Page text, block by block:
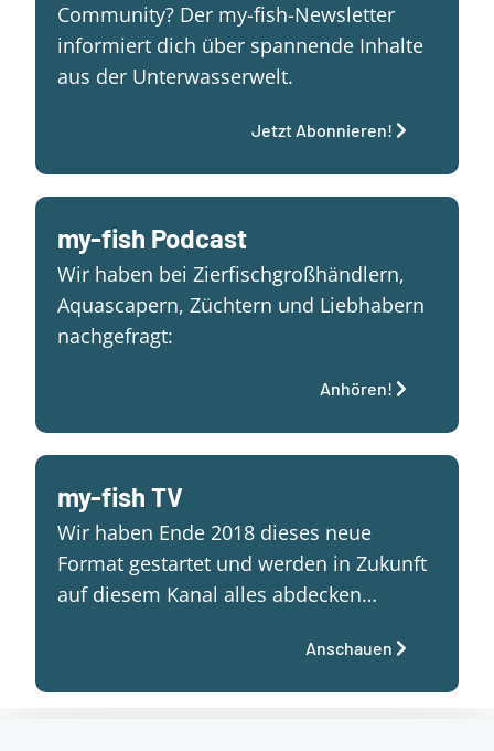
Community? Der my-fish-Newsletter
informiert dich über spannende Inhalte
aus der Unterwasserwelt.
Jetzt Abonnieren!
my-fish Podcast
Wir haben bei Zierfischgroßhändlern,
Aquascapern, Züchtern und Liebhabern
nachgefragt:
Anhören!
my-fish TV
Wir haben Ende 2018 dieses neue
Format gestartet und werden in Zukunft
auf diesem Kanal alles abdecken…
Anschauen